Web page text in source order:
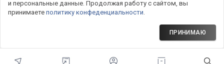
2007−2026 © Системы контроля доступа ProxWay
и персональные данные. Продолжая работу с сайтом, вы
принимаете политику конфеденциальности.
ПРИНИМАЮ